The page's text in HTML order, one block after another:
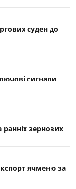
суден до
cигнали
зернових
ячменю за